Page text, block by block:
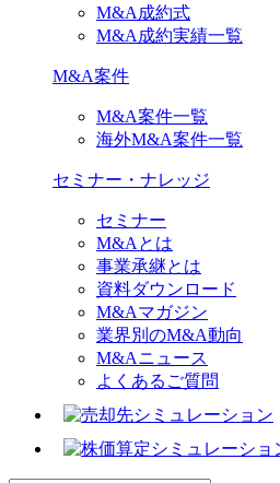
M&A成約式
M&A成約実績一覧
M&A案件
M&A案件一覧
海外M&A案件一覧
セミナー・ナレッジ
セミナー
M&Aとは
事業承継とは
資料ダウンロード
M&Aマガジン
業界別のM&A動向
M&Aニュース
よくあるご質問